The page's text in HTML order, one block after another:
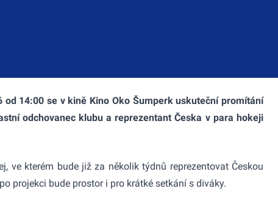
14:00 se v kině Kino Oko Šumperk uskuteční promítání
odchovanec klubu a reprezentant Česka v para hokeji
ve kterém bude již za několik týdnů reprezentovat Českou
projekci bude prostor i pro krátké setkání s diváky.